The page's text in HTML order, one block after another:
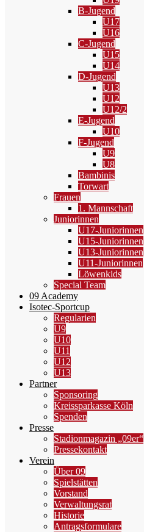
B-Jugend
U17
U16
C-Jugend
U15
U14
D-Jugend
U13
U12
U12/2
E-Jugend
U10
F-Jugend
U9
U8
Bambinis
Torwart
Frauen
1. Mannschaft
Juniorinnen
U17-Juniorinnen
U15-Juniorinnen
U13-Juniorinnen
U11-Juniorinnen
Löwenkids
Special Team
09 Academy
Isotec-Sportcup
Regularien
U9
U10
U11
U12
U13
Partner
Sponsoring
Kreissparkasse Köln
Spenden
Presse
Stadionmagazin „09er“
Pressekontakt
Verein
Über 09
Spielstätten
Vorstand
Verwaltungsrat
Historie
Antragsformulare